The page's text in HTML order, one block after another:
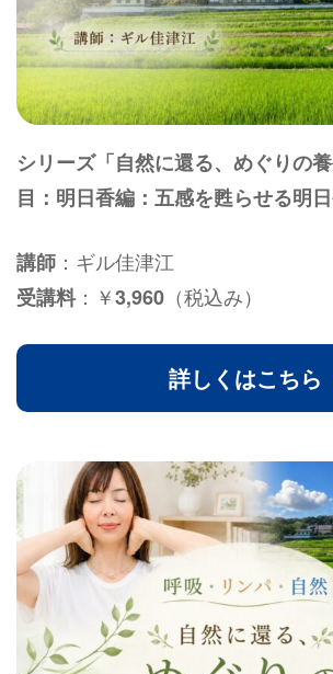
シリーズ「自然に還る、めぐりの
目：明日香編：五感を甦らせる明
講師 ：ギル佳津江
受講料：￥3,960 （税込み）
詳しくはこちら